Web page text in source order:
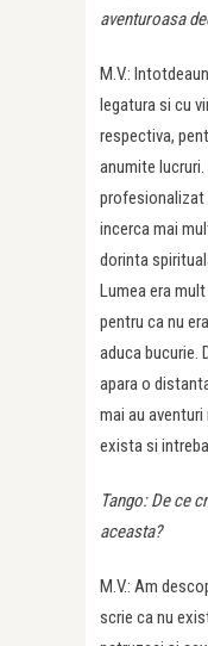
aventuroasa
M.V.:
legatura si cu
respectiva,
anumite
profesionalizat
incerca mai
dorinta
Lumea era
pentru ca nu
aduca bucurie.
apara o
mai au
exista si
Tango: De ce
aceasta?
M.V.: Am
scrie ca nu